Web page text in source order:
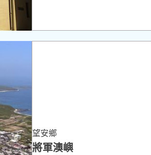
望安鄉
將軍澳嶼